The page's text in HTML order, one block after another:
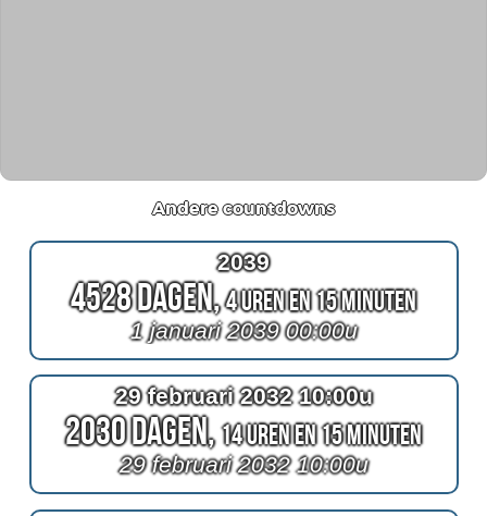
Andere countdowns
2039
4528 Dagen,4 Uren en 15 Minuten
1 januari 2039 00:00u
29 februari 2032 10:00u
2030 Dagen,14 Uren en 15 Minuten
29 februari 2032 10:00u